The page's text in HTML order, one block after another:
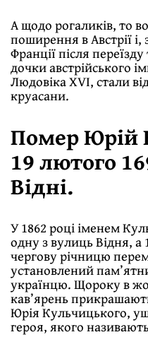
А щодо рогаликів, то
поширення в Австрії і,
Франції після
дочки австрійського
Людовіка XVI, стали
круасани.
Помер Юрій
19 лютого
Відні.
У 1862 році іменем
одну з вулиць Відня, а
чергову річницю
установлений
українцю. Щороку в
кав’ярень
Юрія Кульчицького,
героя, якого